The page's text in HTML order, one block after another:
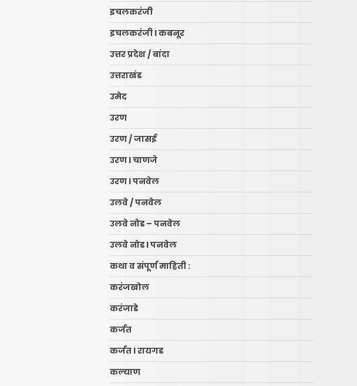
इचलकरंजी
इचलकरंजी l कबनूर
उत्तर प्रदेश / बांदा
उत्तराखंड
उमेद
उरण
उरण / जासई
उरण l चाणजे
उरण l पनवेल
उलवे / पनवेल
उलवे नोड – पनवेल
उलवे नोड l पनवेल
कथा व संपूर्ण माहिती :
करंजखोल
करंजाडे
कर्जत
कर्जत l रायगड
कल्याण